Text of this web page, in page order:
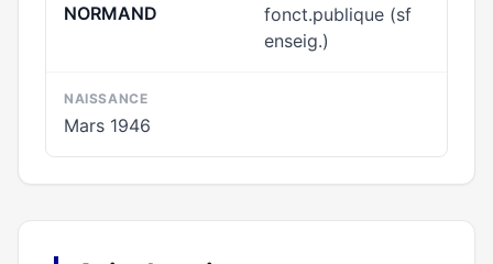
NORMAND
fonct.publique (sf
enseig.)
NAISSANCE
Mars 1946